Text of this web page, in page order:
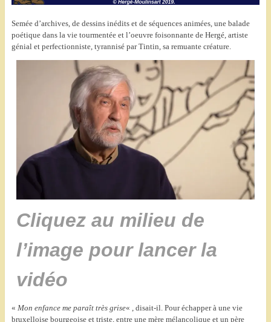
Semée d’archives, de dessins inédits et de séquences animées, une balade
poétique dans la vie tourmentée et l’oeuvre foisonnante de Hergé, artiste
génial et perfectionniste, tyrannisé par Tintin, sa remuante créature.
Cliquez au milieu de
l’image pour lancer la
vidéo
« Mon enfance me paraît très grise« , disait-il. Pour échapper à une vie
bruxelloise bourgeoise et triste, entre une mère mélancolique et un père